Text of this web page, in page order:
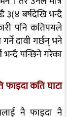
३(४ बर्षदेखि भन्दै
पनि कतिपयले
दावी गर्छन् भने
भन्दै पन्छिने गरेका
फाइदा कति घाटा
नै फाइदा नै